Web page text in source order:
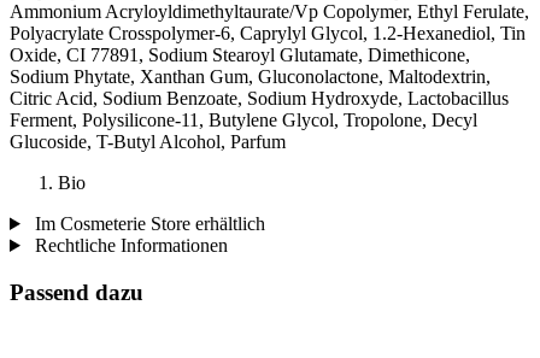
Ammonium Acryloyldimethyltaurate/Vp Copolymer, Ethyl Ferulate,
Polyacrylate Crosspolymer-6, Caprylyl Glycol, 1.2-Hexanediol, Tin
Oxide, CI 77891, Sodium Stearoyl Glutamate, Dimethicone,
Sodium Phytate, Xanthan Gum, Gluconolactone, Maltodextrin,
Citric Acid, Sodium Benzoate, Sodium Hydroxyde, Lactobacillus
Ferment, Polysilicone-11, Butylene Glycol, Tropolone, Decyl
Glucoside, T-Butyl Alcohol, Parfum
Bio
Im Cosmeterie Store erhältlich
Rechtliche Informationen
Passend dazu